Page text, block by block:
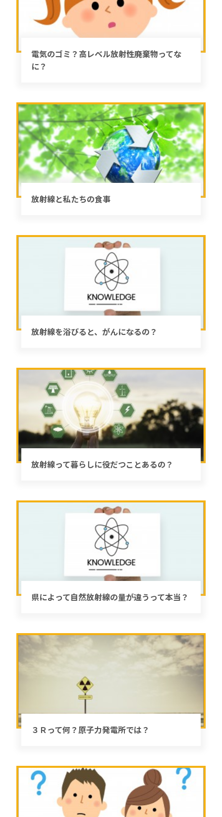
電気のゴミ？高レベル放射性廃棄物ってな
に？
放射線と私たちの食事
放射線を浴びると、がんになるの？
放射線って暮らしに役だつことあるの？
県によって自然放射線の量が違うって本当？
３Ｒって何？原子力発電所では？